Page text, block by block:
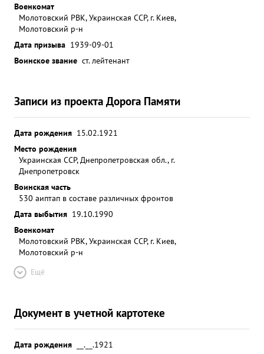
Военкомат
Молотовский РВК, Украинская ССР, г. Киев,
Молотовский р-н
Дата призыва 1939-09-01
Воинское звание ст. лейтенант
Записи из проекта Дорога Памяти
Дата рождения 15.02.1921
Место рождения
Украинская ССР, Днепропетровская обл., г.
Днепропетровск
Воинская часть
530 аиптап в составе различных фронтов
Дата выбытия 19.10.1990
Военкомат
Молотовский РВК, Украинская ССР, г. Киев,
Молотовский р-н
Ещё
Документ в учетной картотеке
Дата рождения __.__.1921